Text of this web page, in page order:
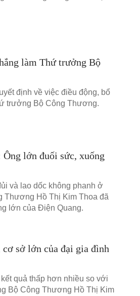
làm Thứ trưởng Bộ
định về việc điều động, bổ
trưởng Bộ Công Thương.
lớn đuối sức, xuống
và lao dốc không phanh ở
Thương Hồ Thị Kim Thoa đã
lớn của Điện Quang.
sở lớn của đại gia đình
quả thấp hơn nhiều so với
Bộ Công Thương Hồ Thị Kim